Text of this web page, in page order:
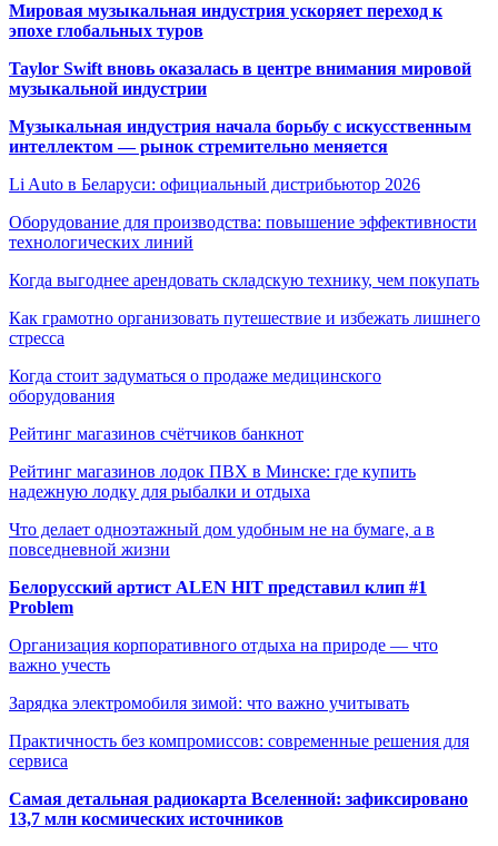
Мировая музыкальная индустрия ускоряет переход к
эпохе глобальных туров
Taylor Swift вновь оказалась в центре внимания мировой
музыкальной индустрии
Музыкальная индустрия начала борьбу с искусственным
интеллектом — рынок стремительно меняется
Li Auto в Беларуси: официальный дистрибьютор 2026
Оборудование для производства: повышение эффективности
технологических линий
Когда выгоднее арендовать складскую технику, чем покупать
Как грамотно организовать путешествие и избежать лишнего
стресса
Когда стоит задуматься о продаже медицинского
оборудования
Рейтинг магазинов счётчиков банкнот
Рейтинг магазинов лодок ПВХ в Минске: где купить
надежную лодку для рыбалки и отдыха
Что делает одноэтажный дом удобным не на бумаге, а в
повседневной жизни
Белорусский артист ALEN HIT представил клип #1
Problem
Организация корпоративного отдыха на природе — что
важно учесть
Зарядка электромобиля зимой: что важно учитывать
Практичность без компромиссов: современные решения для
сервиса
Самая детальная радиокарта Вселенной: зафиксировано
13,7 млн космических источников